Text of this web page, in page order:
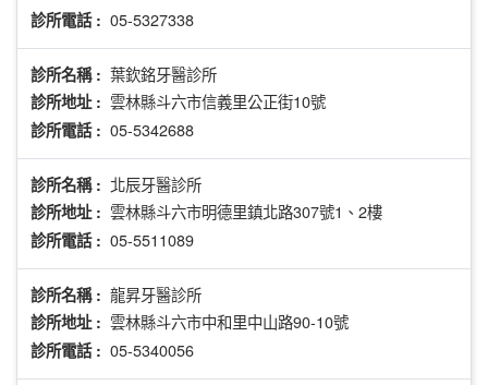
診所電話 : 05-5327338
診所名稱 : 葉欽銘牙醫診所
診所地址 : 雲林縣斗六市信義里公正街10號
診所電話 : 05-5342688
診所名稱 : 北辰牙醫診所
診所地址 : 雲林縣斗六市明德里鎮北路307號1、2樓
診所電話 : 05-5511089
診所名稱 : 龍昇牙醫診所
診所地址 : 雲林縣斗六市中和里中山路90-10號
診所電話 : 05-5340056